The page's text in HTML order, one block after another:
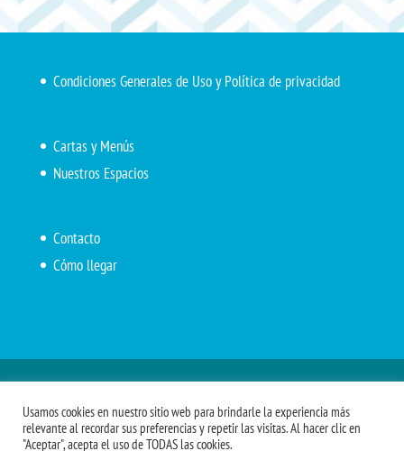
Condiciones Generales de Uso y Política de privacidad
Cartas y Menús
Nuestros Espacios
Contacto
Cómo llegar
Menús Grupos 2023 Menú APV Encarga tu almuerzo
Comidas APM
Usamos cookies en nuestro sitio web para brindarle la experiencia más
relevante al recordar sus preferencias y repetir las visitas. Al hacer clic en
"Aceptar", acepta el uso de TODAS las cookies.